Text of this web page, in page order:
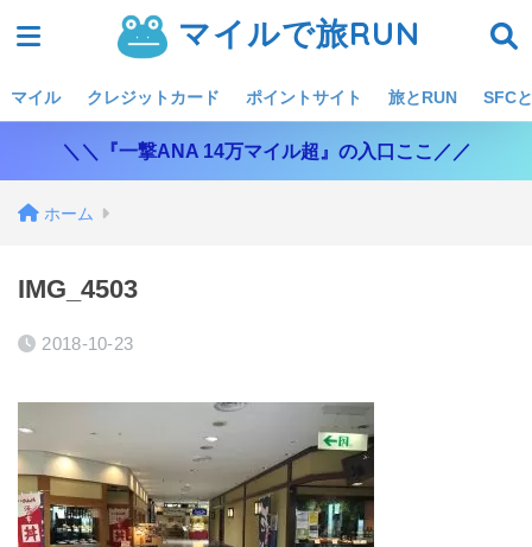
マイルで旅RUN
マイル クレジットカード ポイントサイト 旅とRUN SFC
＼＼『一撃ANA 14万マイル超』の入口ここ／／
ホーム
IMG_4503
2018-10-23